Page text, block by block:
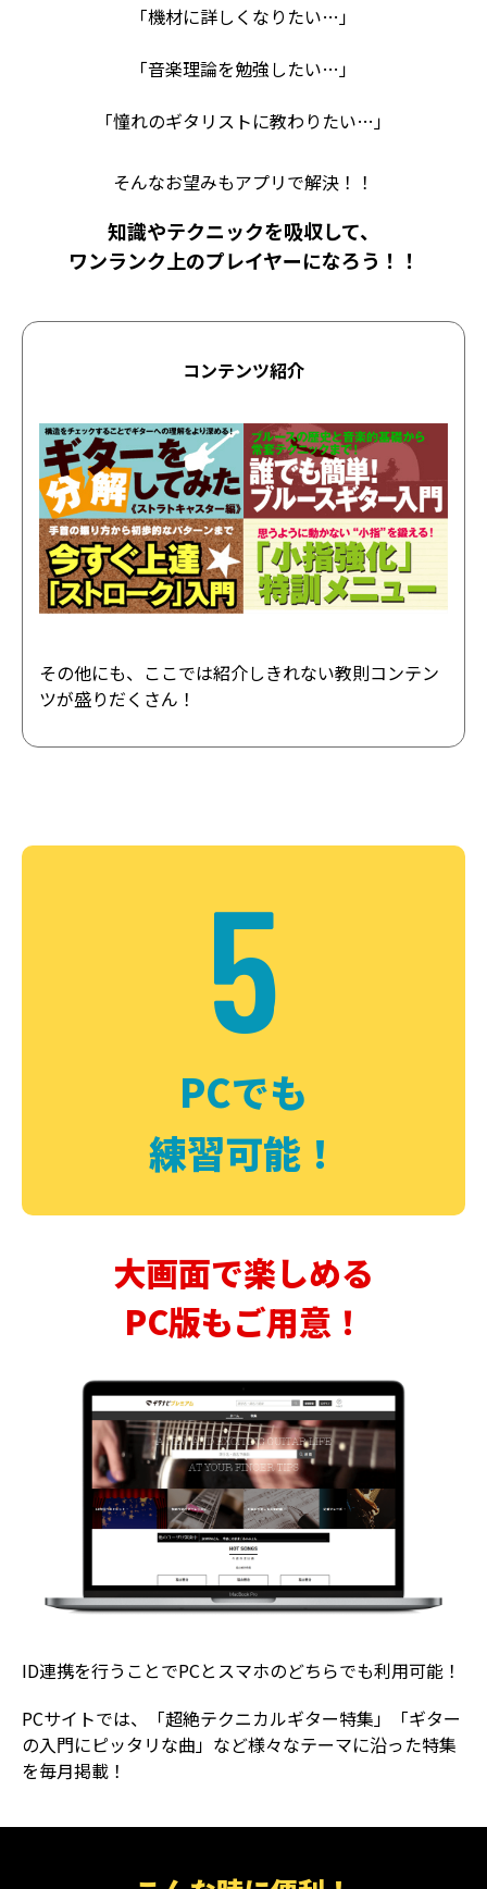
「機材に詳しくなりたい…」
「音楽理論を勉強したい…」
「憧れのギタリストに教わりたい…」
そんなお望みもアプリで解決！！
知識やテクニックを吸収して、
ワンランク上のプレイヤーになろう！！
コンテンツ紹介
その他にも、ここでは紹介しきれない教則コンテン
ツが盛りだくさん！
5
PCでも
練習可能！
大画面で楽しめる
PC版もご用意！
ID連携を行うことでPCとスマホのどちらでも利用可能！
PCサイトでは、「超絶テクニカルギター特集」「ギター
の入門にピッタリな曲」など様々なテーマに沿った特集
を毎月掲載！